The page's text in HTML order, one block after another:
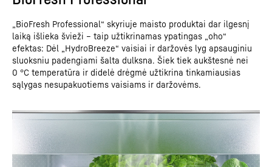
„BioFresh Professional“ skyriuje maisto produktai dar ilgesnį
laiką išlieka švieži – taip užtikrinamas ypatingas „oho“
efektas: Dėl „HydroBreeze“ vaisiai ir daržovės lyg apsauginiu
sluoksniu padengiami šalta dulksna. Šiek tiek aukštesnė nei
0 °C temperatūra ir didelė drėgmė užtikrina tinkamiausias
sąlygas nesupakuotiems vaisiams ir daržovėms.